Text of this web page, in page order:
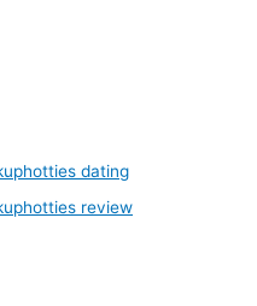
dating
review